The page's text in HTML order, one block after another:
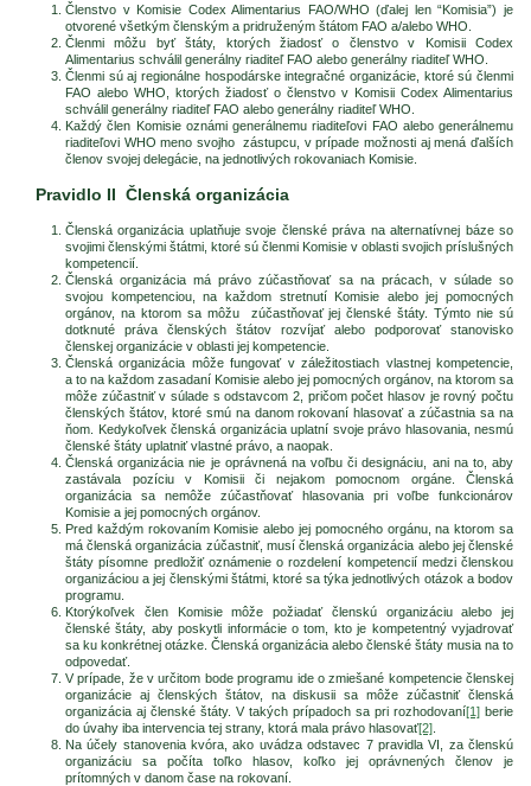
Členstvo v Komisie Codex Alimentarius FAO/WHO (ďalej len “Komisia”) je
otvorené všetkým členským a pridruženým štátom FAO a/alebo WHO.
Členmi môžu byť štáty, ktorých žiadosť o členstvo v Komisii Codex
Alimentarius schválil generálny riaditeľ FAO alebo generálny riaditeľ WHO.
Členmi sú aj regionálne hospodárske integračné organizácie, ktoré sú členmi
FAO alebo WHO, ktorých žiadosť o členstvo v Komisii Codex Alimentarius
schválil generálny riaditeľ FAO alebo generálny riaditeľ WHO.
Každý člen Komisie oznámi generálnemu riaditeľovi FAO alebo generálnemu
riaditeľovi WHO meno svojho zástupcu, v prípade možnosti aj mená ďalších
členov svojej delegácie, na jednotlivých rokovaniach Komisie.
Pravidlo II Členská organizácia
Členská organizácia uplatňuje svoje členské práva na alternatívnej báze so
svojimi členskými štátmi, ktoré sú členmi Komisie v oblasti svojich príslušných
kompetencií.
Členská organizácia má právo zúčastňovať sa na prácach, v súlade so
svojou kompetenciou, na každom stretnutí Komisie alebo jej pomocných
orgánov, na ktorom sa môžu zúčastňovať jej členské štáty. Týmto nie sú
dotknuté práva členských štátov rozvíjať alebo podporovať stanovisko
členskej organizácie v oblasti jej kompetencie.
Členská organizácia môže fungovať v záležitostiach vlastnej kompetencie,
a to na každom zasadaní Komisie alebo jej pomocných orgánov, na ktorom sa
môže zúčastniť v súlade s odstavcom 2, pričom počet hlasov je rovný počtu
členských štátov, ktoré smú na danom rokovaní hlasovať a zúčastnia sa na
ňom. Kedykoľvek členská organizácia uplatní svoje právo hlasovania, nesmú
členské štáty uplatniť vlastné právo, a naopak.
Členská organizácia nie je oprávnená na voľbu či designáciu, ani na to, aby
zastávala pozíciu v Komisii či nejakom pomocnom orgáne. Členská
organizácia sa nemôže zúčastňovať hlasovania pri voľbe funkcionárov
Komisie a jej pomocných orgánov.
Pred každým rokovaním Komisie alebo jej pomocného orgánu, na ktorom sa
má členská organizácia zúčastniť, musí členská organizácia alebo jej členské
štáty písomne predložiť oznámenie o rozdelení kompetencií medzi členskou
organizáciou a jej členskými štátmi, ktoré sa týka jednotlivých otázok a bodov
programu.
Ktorýkoľvek člen Komisie môže požiadať členskú organizáciu alebo jej
členské štáty, aby poskytli informácie o tom, kto je kompetentný vyjadrovať
sa ku konkrétnej otázke. Členská organizácia alebo členské štáty musia na to
odpovedať.
V prípade, že v určitom bode programu ide o zmiešané kompetencie členskej
organizácie aj členských štátov, na diskusii sa môže zúčastniť členská
organizácia aj členské štáty. V takých prípadoch sa pri rozhodovaní[1] berie
do úvahy iba intervencia tej strany, ktorá mala právo hlasovať[2]
Na účely stanovenia kvóra, ako uvádza odstavec 7 pravidla VI, za členskú
organizáciu sa počíta toľko hlasov, koľko jej oprávnených členov je
prítomných v danom čase na rokovaní.